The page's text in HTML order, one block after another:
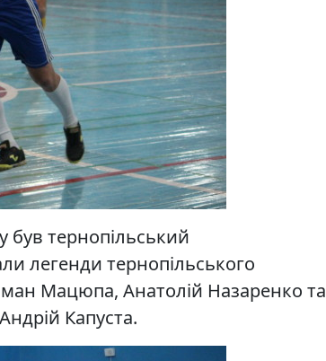
був тернопільський
легенди тернопільського
Мацюпа, Анатолій Назаренко та
Капуста.